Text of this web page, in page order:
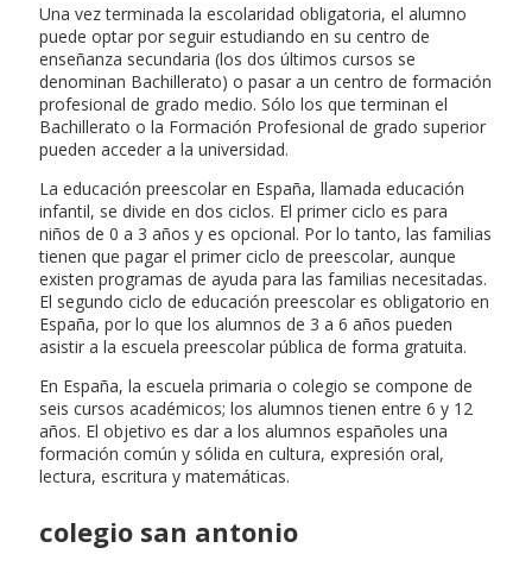
Una vez terminada la escolaridad obligatoria, el alumno
puede optar por seguir estudiando en su centro de
enseñanza secundaria (los dos últimos cursos se
denominan Bachillerato) o pasar a un centro de formación
profesional de grado medio. Sólo los que terminan el
Bachillerato o la Formación Profesional de grado superior
pueden acceder a la universidad.
La educación preescolar en España, llamada educación
infantil, se divide en dos ciclos. El primer ciclo es para
niños de 0 a 3 años y es opcional. Por lo tanto, las familias
tienen que pagar el primer ciclo de preescolar, aunque
existen programas de ayuda para las familias necesitadas.
El segundo ciclo de educación preescolar es obligatorio en
España, por lo que los alumnos de 3 a 6 años pueden
asistir a la escuela preescolar pública de forma gratuita.
En España, la escuela primaria o colegio se compone de
seis cursos académicos; los alumnos tienen entre 6 y 12
años. El objetivo es dar a los alumnos españoles una
formación común y sólida en cultura, expresión oral,
lectura, escritura y matemáticas.
colegio san antonio